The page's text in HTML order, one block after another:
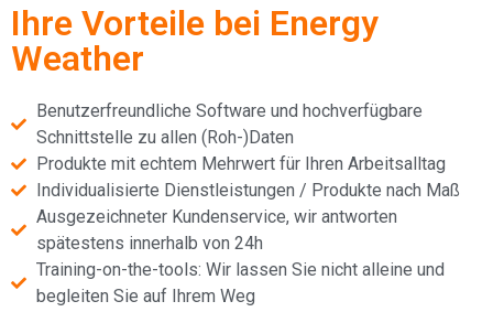
Ihre Vorteile bei Energy
Weather
Benutzerfreundliche Software und hochverfügbare
Schnittstelle zu allen (Roh-)Daten
Produkte mit echtem Mehrwert für Ihren Arbeitsalltag
Individualisierte Dienstleistungen / Produkte nach Maß
Ausgezeichneter Kundenservice, wir antworten
spätestens innerhalb von 24h
Training-on-the-tools: Wir lassen Sie nicht alleine und
begleiten Sie auf Ihrem Weg